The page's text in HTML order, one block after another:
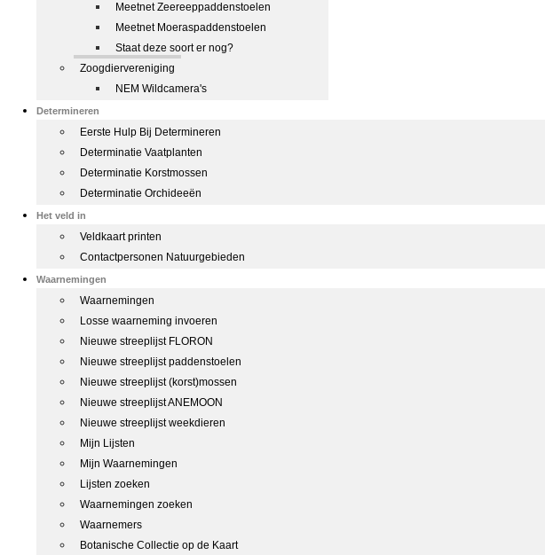
Meetnet Zeereeppaddenstoelen
Meetnet Moeraspaddenstoelen
Staat deze soort er nog?
Zoogdiervereniging
NEM Wildcamera's
Determineren
Eerste Hulp Bij Determineren
Determinatie Vaatplanten
Determinatie Korstmossen
Determinatie Orchideeën
Het veld in
Veldkaart printen
Contactpersonen Natuurgebieden
Waarnemingen
Waarnemingen
Losse waarneming invoeren
Nieuwe streeplijst FLORON
Nieuwe streeplijst paddenstoelen
Nieuwe streeplijst (korst)mossen
Nieuwe streeplijst ANEMOON
Nieuwe streeplijst weekdieren
Mijn Lijsten
Mijn Waarnemingen
Lijsten zoeken
Waarnemingen zoeken
Waarnemers
Botanische Collectie op de Kaart